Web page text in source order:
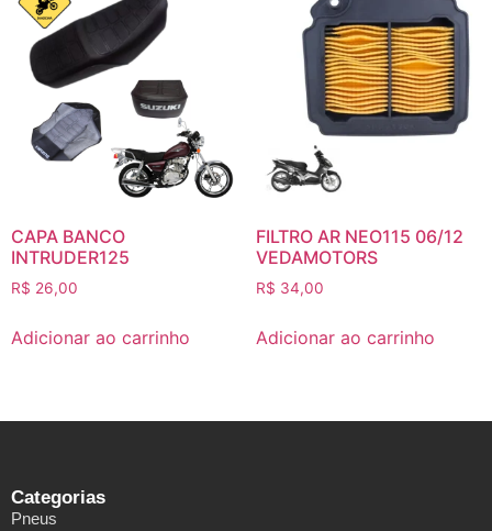
CAPA BANCO
INTRUDER125
R$ 26,00
Adicionar ao carrinho
FILTRO AR NEO115 06/12
VEDAMOTORS
R$ 34,00
Adicionar ao carrinho
Categorias
Pneus